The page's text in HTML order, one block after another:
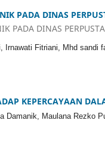
PADA DINAS
PADA DINAS
Irnawati Fitriani, Mhd sandi
KEPERCAYAAN
Damanik, Maulana Rezko